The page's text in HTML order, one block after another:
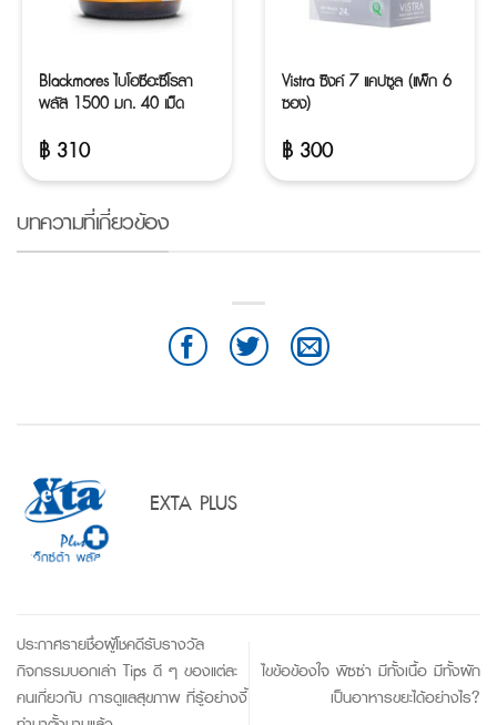
Blackmores ไบโอซีอะซีโรลา
พลัส 1500 มก. 40 เม็ด
฿ 310
Vistra ซิงค์ 7 แคปซูล (แพ็ก 6
ซอง)
฿ 300
บทความที่เกี่ยวข้อง
EXTA PLUS
ประกาศรายชื่อผู้โชคดีรับรางวัล
กิจกรรมบอกเล่า Tips ดี ๆ ของแต่ละ
คนเกี่ยวกับ การดูแลสุขภาพ ที่รู้อย่างงี้
ไขข้อข้องใจ พิซซ่า มีทั้งเนื้อ มีทั้งผัก
เป็นอาหารขยะได้อย่างไร?